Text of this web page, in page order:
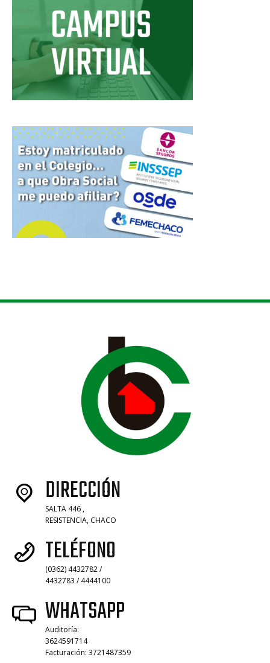
DIRECCIÓN
SALTA 446 ,
RESISTENCIA, CHACO
TELÉFONO
(0362) 4432782 /
4432783 / 4444100
WHATSAPP
Auditoría:
3624591714
Facturación: 3721487359